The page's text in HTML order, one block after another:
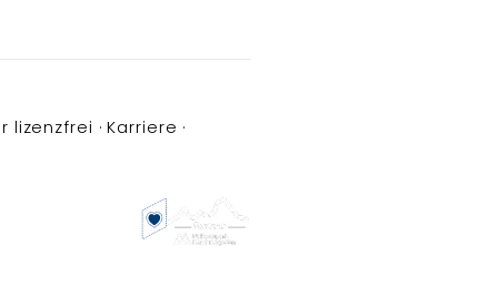
lizenzfrei Karriere